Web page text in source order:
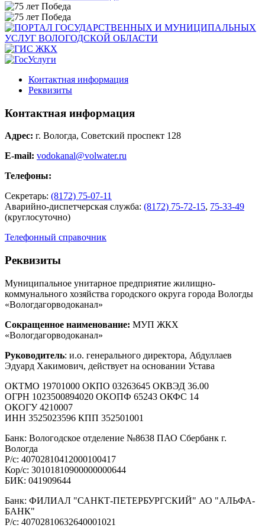
Контактная информация
Реквизиты
Контактная информация
Адрес: г. Вологда, Советский проспект 128
E-mail: vodokanal@volwater.ru
Телефоны:
Секретарь: (8172) 75-07-11
Аварийно-диспетчерская служба: (8172) 75-72-15, 75-33-49
(круглосуточно)
Телефонный справочник
Реквизиты
Муниципальное унитарное предприятие жилищно-
коммунального хозяйства городского округа города Вологды
«Вологдагорводоканал»
Сокращенное наименование: МУП ЖКХ
«Вологдагорводоканал»
Руководитель: и.о. генерального директора, Абдуллаев
Эдуард Хакимович, действует на основании Устава
ОКТМО 19701000 ОКПО 03263645 ОКВЭД 36.00
ОГРН 1023500894020 ОКОПФ 65243 ОКФС 14
ОКОГУ 4210007
ИНН 3525023596 КПП 352501001
Банк: Вологодское отделение №8638 ПАО Сбербанк г.
Вологда
Р/с: 40702810412000100417
Кор/с: 30101810900000000644
БИК: 041909644
Банк: ФИЛИАЛ "САНКТ-ПЕТЕРБУРГСКИЙ" АО "АЛЬФА-
БАНК"
Р/с: 40702810632640001021